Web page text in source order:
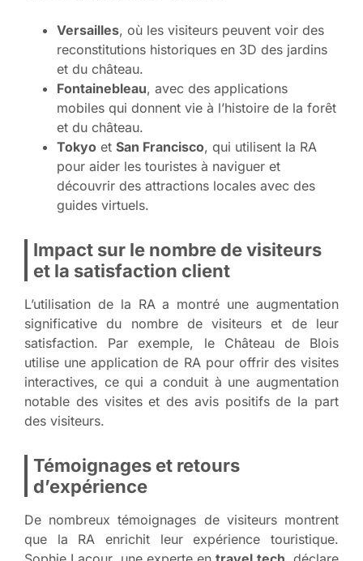
Versailles, où les visiteurs peuvent voir des
reconstitutions historiques en 3D des jardins
et du château.
Fontainebleau, avec des applications
mobiles qui donnent vie à l’histoire de la forêt
et du château.
Tokyo et San Francisco, qui utilisent la RA
pour aider les touristes à naviguer et
découvrir des attractions locales avec des
guides virtuels.
Impact sur le nombre de visiteurs
et la satisfaction client
L’utilisation de la RA a montré une augmentation
significative du nombre de visiteurs et de leur
satisfaction. Par exemple, le Château de Blois
utilise une application de RA pour offrir des visites
interactives, ce qui a conduit à une augmentation
notable des visites et des avis positifs de la part
des visiteurs.
Témoignages et retours
d’expérience
De nombreux témoignages de visiteurs montrent
que la RA enrichit leur expérience touristique.